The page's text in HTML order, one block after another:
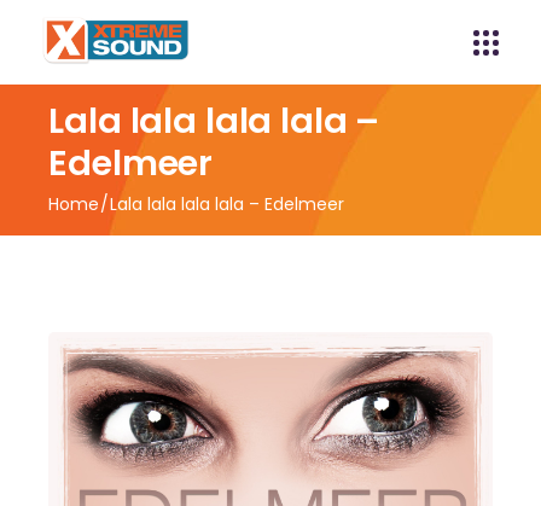
Lala lala lala lala –
Edelmeer
Home Lala lala lala lala – Edelmeer